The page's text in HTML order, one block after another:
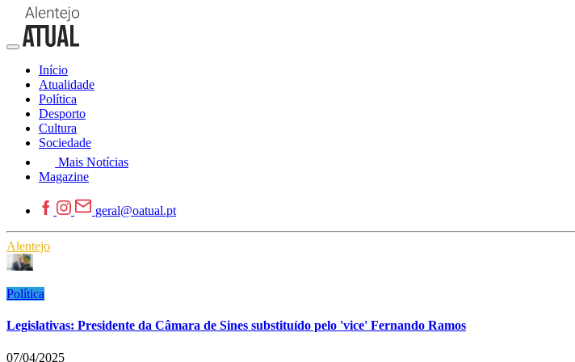
Início
Atualidade
Política
Desporto
Cultura
Sociedade
Mais Notícias
Magazine
geral@oatual.pt
Alentejo
Política
Legislativas: Presidente da Câmara de Sines substituído pelo 'vice' Fernando Ramos
07/04/2025